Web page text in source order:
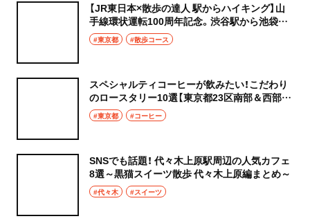
【JR東日本×散歩の達人 駅からハイキング】山
手線環状運転100周年記念。渋谷駅から池袋駅
にある異文化の路地を歩く、世界を感じる散歩
道
#東京都 #散歩コース
スペシャルティコーヒーが飲みたい！こだわり
のロースタリー10選【東京都23区南部＆西部の
人気カフェへ】
#東京都 #コーヒー
SNSでも話題！ 代々木上原駅周辺の人気カフェ
8選～黒猫スイーツ散歩 代々木上原編まとめ～
#代々木 #スイーツ